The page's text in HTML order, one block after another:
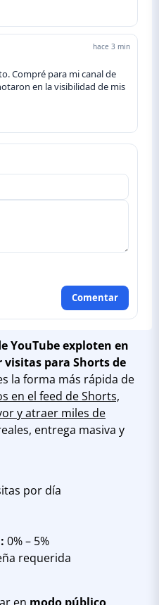
YouTube exploten en
visitas para Shorts de
la forma más rápida de
en el feed de Shorts,
y atraer miles de
entrega masiva y
por día
0% – 5%
requerida
hace 3 min
Compré para mi canal de
en la visibilidad de mis
Comentar